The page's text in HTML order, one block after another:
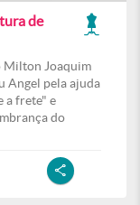
de
Milton Joaquim
Angel pela ajuda
a frete" e
do